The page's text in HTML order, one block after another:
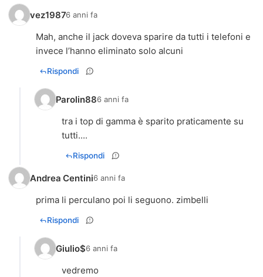
vez19876 anni fa
Mah, anche il jack doveva sparire da tutti i telefoni e
invece l’hanno eliminato solo alcuni
Rispondi
Parolin886 anni fa
tra i top di gamma è sparito praticamente su
tutti....
Rispondi
Andrea Centini6 anni fa
prima li perculano poi li seguono. zimbelli
Rispondi
Giulio$6 anni fa
vedremo